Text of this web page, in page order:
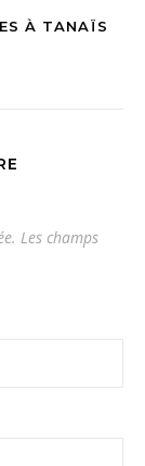
À TANAÏS
Les champs